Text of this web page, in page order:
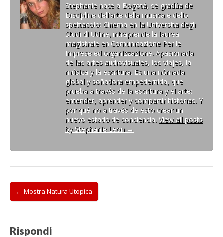
Stephanie nace a Bogotá, se gradúa de
Discipline dell'arte della musica e dello
spettacolo: Cinema en la Università degli
Studi di Udine, intraprende la laurea
magistrale en Comunicazione Per le
Imprese ed organizzazione. Apasionada
de las artes audiovisuales, los viajes, la
música y la escritura. Es una nómada
global y soñadora empedernida, que
prueba a través de la escritura y el arte:
entender, aprender y compartir historias. Y
por qué no a través de esto crear un
nuevo estado de conciencia. View all posts
by Stephanie Leon →
Post
navigation
← Mostra Natura Utopica
Rispondi